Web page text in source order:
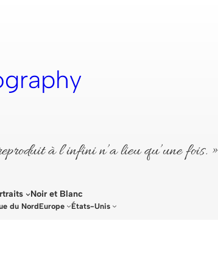
à l’infini n’a lieu qu’une fois. »
Noir et Blanc
du NordEurope États-Unis